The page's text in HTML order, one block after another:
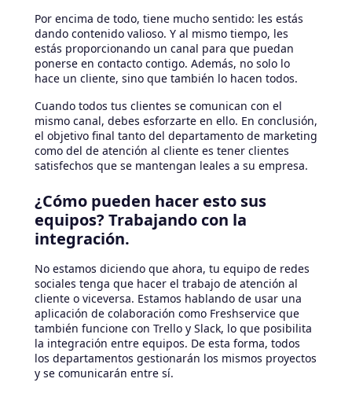
Por encima de todo, tiene mucho sentido: les estás
dando contenido valioso. Y al mismo tiempo, les
estás proporcionando un canal para que puedan
ponerse en contacto contigo. Además, no solo lo
hace un cliente, sino que también lo hacen todos.
Cuando todos tus clientes se comunican con el
mismo canal, debes esforzarte en ello. En conclusión,
el objetivo final tanto del departamento de marketing
como del de atención al cliente es tener clientes
satisfechos que se mantengan leales a su empresa.
¿Cómo pueden hacer esto sus
equipos? Trabajando con la
integración.
No estamos diciendo que ahora, tu equipo de redes
sociales tenga que hacer el trabajo de atención al
cliente o viceversa. Estamos hablando de usar una
aplicación de colaboración como Freshservice que
también funcione con Trello y Slack, lo que posibilita
la integración entre equipos. De esta forma, todos
los departamentos gestionarán los mismos proyectos
y se comunicarán entre sí.